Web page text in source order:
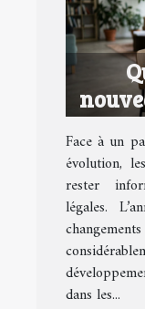
les
Face à un
évolution,
rester
légales.
dans les...